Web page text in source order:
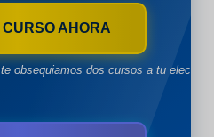
AHORA
obsequiamos dos cursos a tu